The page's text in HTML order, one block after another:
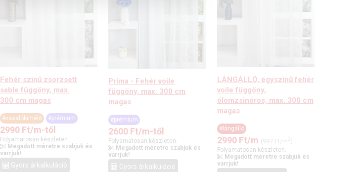
Fehér színű zsorzsett
sable függöny, max.
300 cm magas
#vasalókímélő #prémium
2990 Ft/m-től
Folyamatosan készleten.
Megadott méretre szabjuk és
varrjuk!
Gyors árkalkuláció
Príma - Fehér voile
függöny, max. 300 cm
magas
#prémium
2600 Ft/m-től
Folyamatosan készleten.
Megadott méretre szabjuk és
varrjuk!
Gyors árkalkuláció
LÁNGÁLLÓ, egyszínű fehér
voile függöny,
ólomzsinóros, max. 300 cm
magas
#lángálló
2990 Ft/m (997 Ft/m )
Folyamatosan készleten.
Megadott méretre szabjuk és
varrjuk!